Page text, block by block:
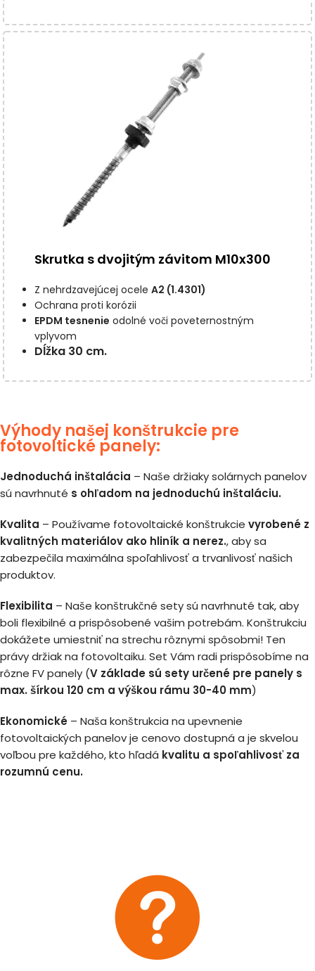
Skrutka s dvojitým závitom M10x300
Z nehrdzavejúcej ocele A2 (1.4301)
Ochrana proti korózii
EPDM tesnenie odolné voči poveternostným
vplyvom
Dĺžka 30 cm.
Výhody našej konštrukcie pre
fotovoltické panely:
Jednoduchá inštalácia – Naše držiaky solárnych panelov
sú navrhnuté s ohľadom na jednoduchú inštaláciu.
Kvalita – Používame fotovoltaické konštrukcie vyrobené z
kvalitných materiálov ako hliník a nerez., aby sa
zabezpečila maximálna spoľahlivosť a trvanlivosť našich
produktov.
Flexibilita – Naše konštrukčné sety sú navrhnuté tak, aby
boli flexibilné a prispôsobené vašim potrebám. Konštrukciu
dokážete umiestniť na strechu rôznymi spôsobmi! Ten
právy držiak na fotovoltaiku. Set Vám radi prispôsobíme na
rôzne FV panely (V základe sú sety určené pre panely s
max. šírkou 120 cm a výškou rámu 30-40 mm)
Ekonomické – Naša konštrukcia na upevnenie
fotovoltaických panelov je cenovo dostupná a je skvelou
voľbou pre každého, kto hľadá kvalitu a spoľahlivosť za
rozumnú cenu.